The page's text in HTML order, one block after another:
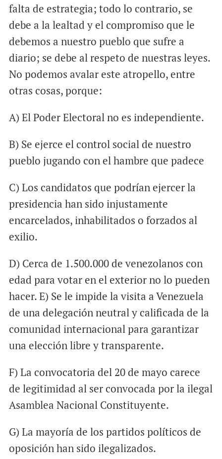
falta de estrategia; todo lo contrario, se
debe a la lealtad y el compromiso que le
debemos a nuestro pueblo que sufre a
diario; se debe al respeto de nuestras leyes.
No podemos avalar este atropello, entre
otras cosas, porque:
A) El Poder Electoral no es independiente.
B) Se ejerce el control social de nuestro
pueblo jugando con el hambre que padece
C) Los candidatos que podrían ejercer la
presidencia han sido injustamente
encarcelados, inhabilitados o forzados al
exilio.
D) Cerca de 1.500.000 de venezolanos con
edad para votar en el exterior no lo pueden
hacer. E) Se le impide la visita a Venezuela
de una delegación neutral y calificada de la
comunidad internacional para garantizar
una elección libre y transparente.
F) La convocatoria del 20 de mayo carece
de legitimidad al ser convocada por la ilegal
Asamblea Nacional Constituyente.
G) La mayoría de los partidos políticos de
oposición han sido ilegalizados.